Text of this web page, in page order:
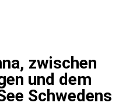
zwischen
und dem
Schwedens